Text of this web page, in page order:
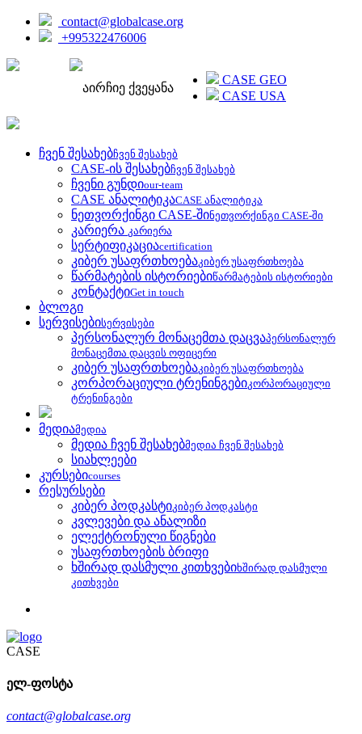
contact@globalcase.org
+995322476006
აირჩიე ქვეყანა
CASE GEO
CASE USA
ჩვენ შესახებჩვენ შესახებ
CASE-ის შესახებჩვენ შესახებ
ჩვენი გუნდიour-team
CASE ანალიტიკაCASE ანალიტიკა
ნეთვორქინგი CASE-შინეთვორქინგი CASE-ში
კარიერა კარიერა
სერტიფიკაციაcertification
კიბერ უსაფრთხოებაკიბერ უსაფრთხოება
წარმატების ისტორიებიწარმატების ისტორიები
კონტაქტიGet in touch
ბლოგი
სერვისებისერვისები
პერსონალურ მონაცემთა დაცვაპერსონალურ
მონაცემთა დაცვის ოფიცერი
კიბერ უსაფრთხოებაკიბერ უსაფრთხოება
კორპორაციული ტრენინგებიკორპორაციული
ტრენინგები
მედიამედია
მედია ჩვენ შესახებმედია ჩვენ შესახებ
სიახლეები
კურსებიcourses
რესურსები
კიბერ პოდკასტიკიბერ პოდკასტი
კვლევები და ანალიზი
ელექტრონული წიგნები
უსაფრთხოების ბრიფი
ხშირად დასმული კითხვებიხშირად დასმული
კითხვები
CASE
ელ-ფოსტა
contact@globalcase.org